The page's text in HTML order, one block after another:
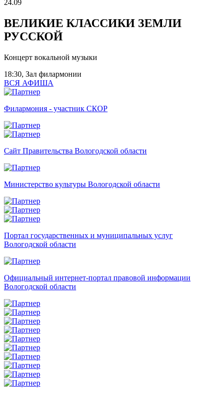
24.09
ВЕЛИКИЕ КЛАССИКИ ЗЕМЛИ
РУССКОЙ
Концерт вокальной музыки
18:30, Зал филармонии
ВСЯ АФИША
Филармония - участник СКОР
Сайт Правительства Вологодской области
Министерство культуры Вологодской области
Портал государственных и муниципальных услуг
Вологодской области
Официальный интернет-портал правовой информации
Вологодской области